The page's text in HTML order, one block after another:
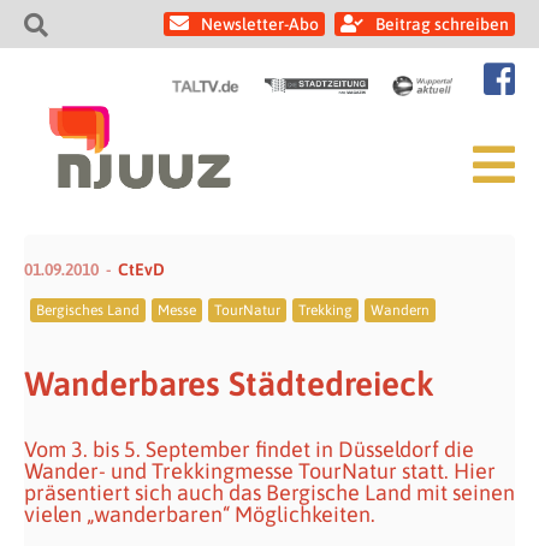
Newsletter-Abo Beitrag schreiben
01.09.2010 CtEvD
Bergisches Land Messe TourNatur Trekking Wandern
Wanderbares Städtedreieck
Vom 3. bis 5. September findet in Düsseldorf die
Wander- und Trekkingmesse TourNatur statt. Hier
präsentiert sich auch das Bergische Land mit seinen
vielen „wanderbaren“ Möglichkeiten.